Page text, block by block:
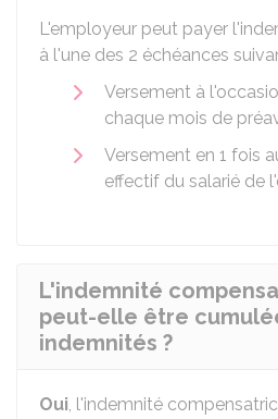
L'employeur peut payer
à l'une des 2 échéances
Versement à
chaque mois de
Versement en 1 fois
effectif du salarié de
L'indemnité
peut-elle être
indemnités ?
Oui, l'indemnité